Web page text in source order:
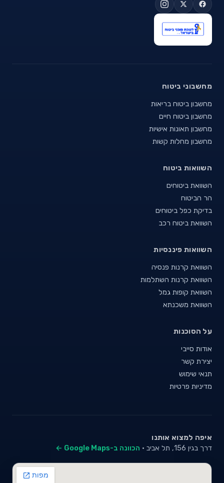
מחשבוני ביטוח
מחשבון ביטוח בריאות
מחשבון ביטוח חיים
מחשבון תאונות אישיות
מחשבון מחלות קשות
השוואות ביטוח
השוואת ביטוחים
הר הביטוח
בדיקת כפל ביטוחים
השוואת ביטוח רכב
השוואות פיננסיות
השוואת קרנות פנסיה
השוואת קרנות השתלמות
השוואת קופות גמל
השוואת משכנתא
על הסוכנות
אודות סייבי
יצירת קשר
תנאי שימוש
מדיניות פרטיות
איפה למצוא אותנו
דרך בגין 156, תל אביב · הכוונה ב-Google Maps ←